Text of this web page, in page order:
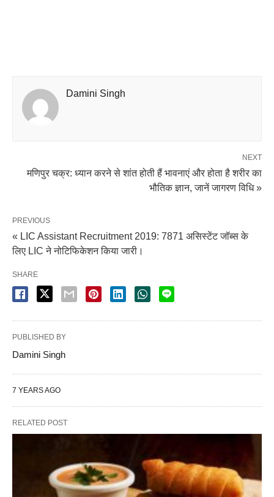
Damini Singh
NEXT
मणिपुर चक्र: ध्यान करने से शांत होती हैं भावनाएं और होता है शरीर का
भौतिक ज्ञान, जानें जागरण विधि »
PREVIOUS
« LIC Assistant Recruitment 2019: 7871 असिस्टेंट जॉब्स के
लिए LIC ने नोटिफिकेशन किया जारी।
SHARE
PUBLISHED BY
Damini Singh
7 YEARS AGO
RELATED POST